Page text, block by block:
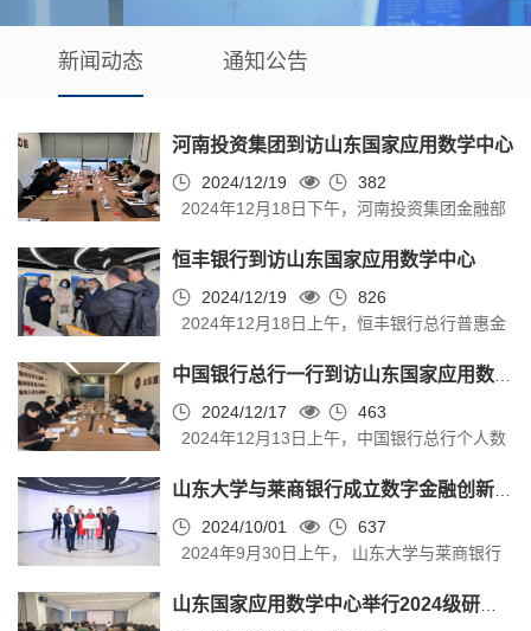
新闻动态 通知公告
河南投资集团到访山东国家应用数学中心
2024/12/19
382
2024年12月18日下午，河南投资集团金融部
一行到访山东国家应用数学中心参观座谈，山
东国家应用数学中心常务副主任陈增敬教授及
相关人员参与座谈。 冯若凡首先介绍了河南投
发展情况。作为河南省最大的国有持股平台，
河南投资集团管理着近5万亿国有资产，全资子
公司中富数字科技有限公司承载着集团金融、
投资、科技、风险控制等领域的算法模...
恒丰银行到访山东国家应用数学中心
2024/12/19
826
2024年12月18日上午，恒丰银行总行普惠金
中心参观并举行座谈，山东国家应用数学中心
副主任尹上及相关金融实验室负责人参与座
谈。 座谈会上，尹上介绍了山东大学金融数学
合作成果。他表示，双方可以以人才培养作为
切入点，促进银行业专项人才体系的搭建，推
动科研成果向金融科技领域高效转化，为银行
业数字化转型和数字金融建设提供助力。...
2024/12/17
463
2024年12月13日上午，中国银行总行个人数
用数学中心座谈交流。山东国家应用数学中心
常务副主任陈增敬教授、山东省公安厅张晓东
处长参与座谈。 在山东国家应用数学中心展
心的发展以及成果应用转化情况。自2020年以
2024/10/01
637
2024年9月30日上午， 山东大学与莱商银行
实验室签约仪式。中国科学院院士、山东国家